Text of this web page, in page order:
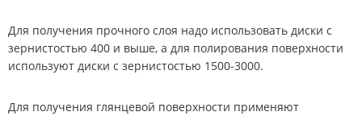
Для получения прочного слоя надо использовать диски с
зернистостью 400 и выше, а для полирования поверхности
используют диски с зернистостью 1500-3000.
Для получения глянцевой поверхности применяют